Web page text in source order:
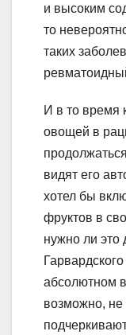
и высоким
то
таких
И в то время
овощей в
видят его
хотел бы
фруктов в
нужно ли это
абсолютном
возможно, не